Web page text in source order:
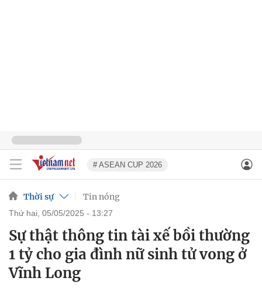
# ASEAN CUP 2026
Thời sự Tin nóng
thứ hai, 05/05/2025 - 13:27
Sự thật thông tin tài xế bồi thường
1 tỷ cho gia đình nữ sinh tử vong ở
Vĩnh Long